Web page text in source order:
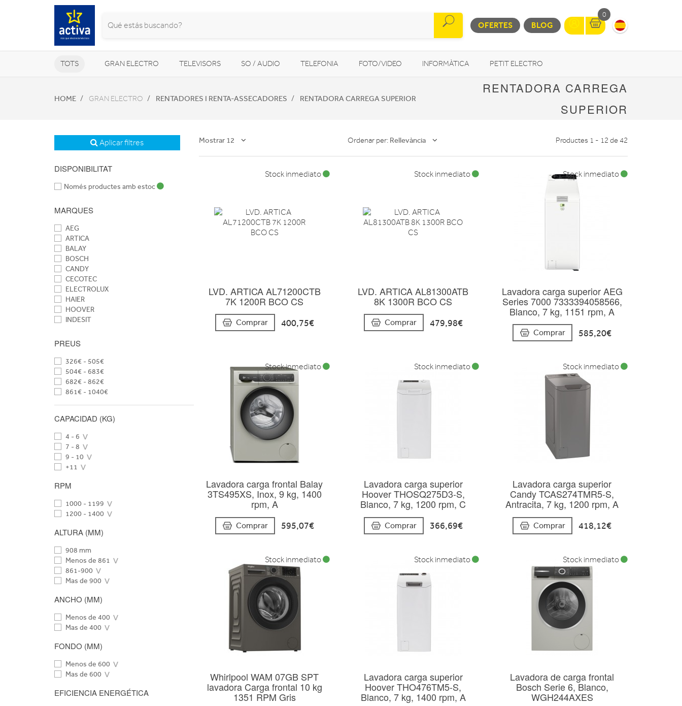
OFERTES BLOG
0
TOTS GRAN ELECTRO TELEVISORS SO / AUDIO TELEFONIA FOTO/VIDEO INFORMÀTICA PETIT ELECTRO
HOME GRAN ELECTRO RENTADORES I RENTA-ASSECADORES RENTADORA CARREGA SUPERIOR
RENTADORA CARREGA
SUPERIOR
Aplicar filtres
DISPONIBILITAT
Només productes amb estoc
MARQUES
AEG
ARTICA
BALAY
BOSCH
CANDY
CECOTEC
ELECTROLUX
HAIER
HOOVER
INDESIT
WHIRLPOOL
PREUS
326€ - 505€
504€ - 683€
682€ - 862€
861€ - 1040€
CAPACIDAD (KG)
4 - 6
7 - 8
9 - 10
+11
RPM
1000 - 1199
1200 - 1400
ALTURA (MM)
908 mm
Menos de 861
861-900
Mas de 900
ANCHO (MM)
Menos de 400
Mas de 400
FONDO (MM)
Menos de 600
Mas de 600
EFICIENCIA ENERGÉTICA
Mostrar 12 Ordenar per: Rellevància Productes 1 - 12 de 42
LVD. ARTICA AL71200CTB
7K 1200R BCO CS
Comprar 400,75€
Stock inmediato
LVD. ARTICA AL81300ATB
8K 1300R BCO CS
Comprar 479,98€
Stock inmediato
Lavadora carga superior AEG
Series 7000 7333394058566,
Blanco, 7 kg, 1151 rpm, A
Comprar 585,20€
Stock inmediato
Lavadora carga frontal Balay
3TS495XS, Inox, 9 kg, 1400
rpm, A
Comprar 595,07€
Stock inmediato
Lavadora carga superior
Hoover THOSQ275D3-S,
Blanco, 7 kg, 1200 rpm, C
Comprar 366,69€
Stock inmediato
Lavadora carga superior
Candy TCAS274TMR5-S,
Antracita, 7 kg, 1200 rpm, A
Comprar 418,12€
Stock inmediato
Whirlpool WAM 07GB SPT
lavadora Carga frontal 10 kg
1351 RPM Gris
Stock inmediato
Lavadora carga superior
Hoover THO476TM5-S,
Blanco, 7 kg, 1400 rpm, A
Stock inmediato
Lavadora de carga frontal
Bosch Serie 6, Blanco,
WGH244AXES
Stock inmediato